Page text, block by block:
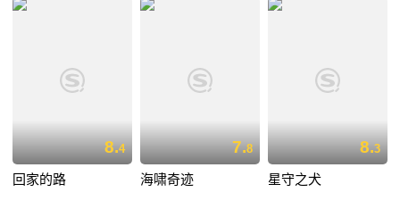
8.4
回家的路
7.8
海啸奇迹
8.3
星守之犬